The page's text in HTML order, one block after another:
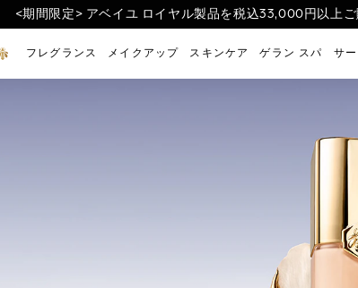
<期間限定> アベイユ ロイヤル製品を税込33,000円以上
<新発売> ジュエリーを纏ったような
<公式オンライン限定再入荷> ラール エ ラ
ラインブティック - トップページに戻る
フレグランス メイクアップ スキンケア ゲラン スパ サ